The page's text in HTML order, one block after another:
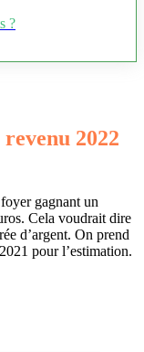
?
2022
gagnant un
Cela voudrait dire
d’argent. On prend
pour l’estimation.